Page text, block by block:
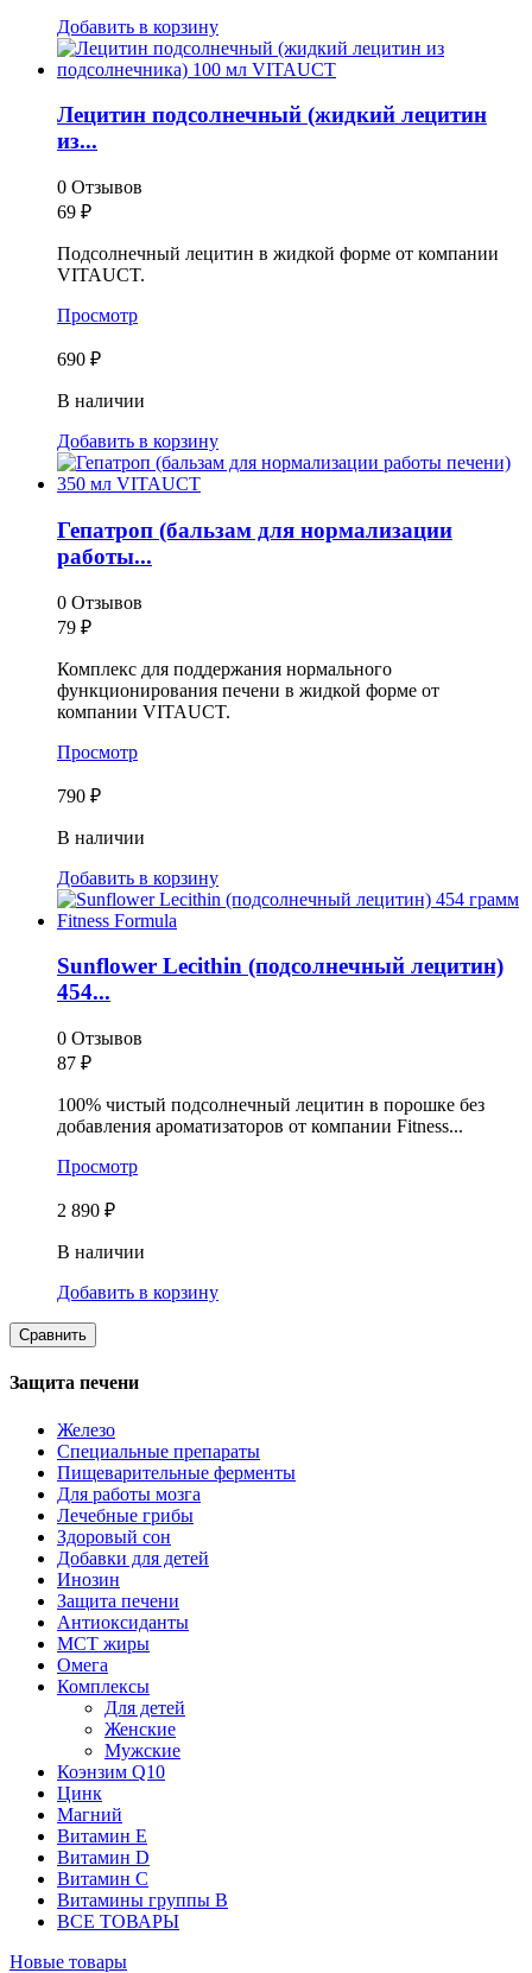
Добавить в корзину
Лецитин подсолнечный (жидкий лецитин
из...
0 Отзывов
69 ₽
Подсолнечный лецитин в жидкой форме от компании
VITAUCT.
Просмотр
690 ₽
В наличии
Добавить в корзину
Гепатроп (бальзам для нормализации
работы...
0 Отзывов
79 ₽
Комплекс для поддержания нормального
функционирования печени в жидкой форме от
компании VITAUCT.
Просмотр
790 ₽
В наличии
Добавить в корзину
Sunflower Lecithin (подсолнечный лецитин)
454...
0 Отзывов
87 ₽
100% чистый подсолнечный лецитин в порошке без
добавления ароматизаторов от компании Fitness...
Просмотр
2 890 ₽
В наличии
Добавить в корзину
Защита печени
Железо
Специальные препараты
Пищеварительные ферменты
Для работы мозга
Лечебные грибы
Здоровый сон
Добавки для детей
Инозин
Защита печени
Антиоксиданты
МСТ жиры
Омега
Комплексы
Для детей
Женские
Мужские
Коэнзим Q10
Цинк
Магний
Витамин Е
Витамин D
Витамин С
Витамины группы B
ВСЕ ТОВАРЫ
Новые товары